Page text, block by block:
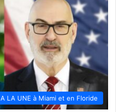
A LA UNE à Miami et en Floride